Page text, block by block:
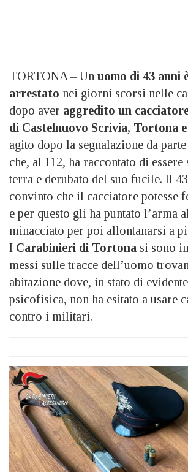
TORTONA – Un uomo di 43 anni
arrestato nei giorni scorsi nelle
dopo aver aggredito un
di Castelnuovo Scrivia, Tortona e
agito dopo la segnalazione da
che, al 112, ha raccontato di essere
terra e derubato del suo fucile. Il
convinto che il cacciatore potesse
e per questo gli ha puntato l’arma
minacciato per poi allontanarsi a
I Carabinieri di Tortona si sono
messi sulle tracce dell’uomo
abitazione dove, in stato di
psicofisica, non ha esitato a usare
contro i militari.